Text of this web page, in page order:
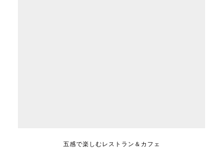
五感で楽しむレストラン＆カフェ